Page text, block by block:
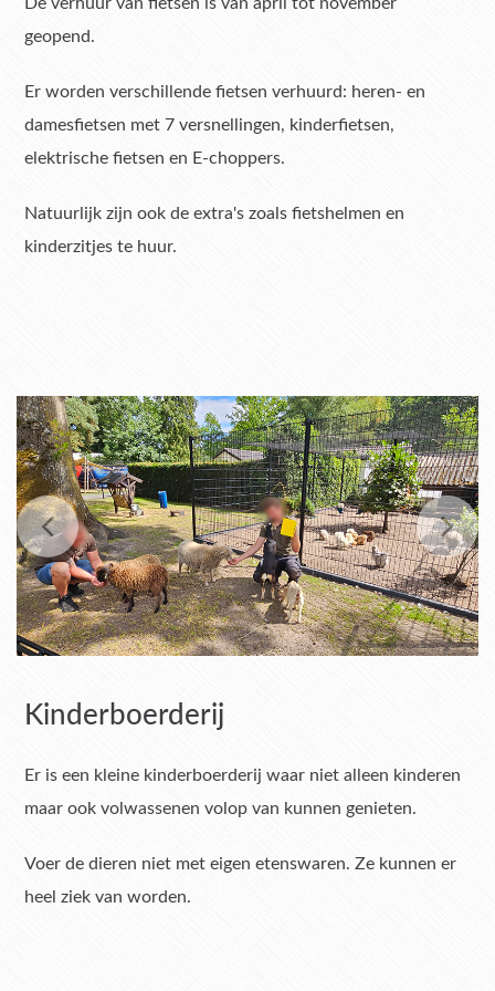
geopend.
Er worden verschillende fietsen verhuurd: heren- en
damesfietsen met 7 versnellingen, kinderfietsen,
elektrische fietsen en E-choppers.
Natuurlijk zijn ook de extra's zoals fietshelmen en
kinderzitjes te huur.
Kinderboerderij
Er is een kleine kinderboerderij waar niet alleen kinderen
maar ook volwassenen volop van kunnen genieten.
Voer de dieren niet met eigen etenswaren. Ze kunnen er
heel ziek van worden.